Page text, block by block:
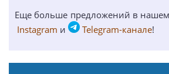
Еще больше предложений в
Instagram и Telegram-канале!